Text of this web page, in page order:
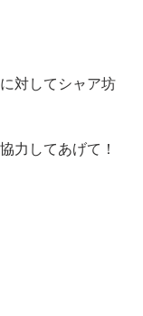
対してシャア坊
力してあげて！